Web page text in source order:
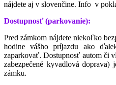
nájdete aj v slovenčine. Info v
Dostupnosť (parkovanie):
Pred zámkom nájdete niekoľko
hodine vášho príjazdu ako
zaparkovať. Dostupnosť autom či
zabezpečené kyvadlová doprava)
zámku.